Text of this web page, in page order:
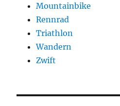
Mountainbike
Rennrad
Triathlon
Wandern
Zwift